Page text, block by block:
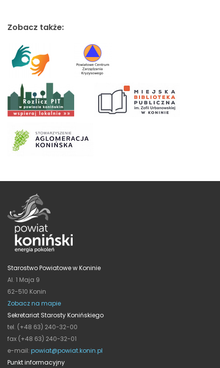
Zobacz także:
Starostwo Powiatowe w Koninie
Al. 1 Maja 9
62-510 Konin
Zobacz na mapie
Sekretariat Starosty Konińskiego
tel. (+48 63) 240-32-00
fax (+48 63) 240-32-01
e-mail: powiat@powiat.konin.pl
Punkt informacyjny